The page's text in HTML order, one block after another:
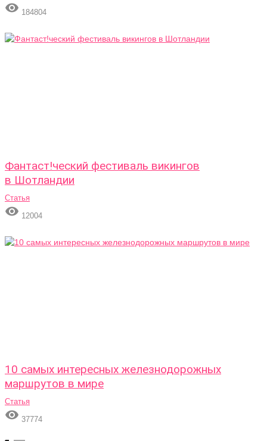
 184804
Фантаст!ческий фестиваль викингов
в Шотландии
Статья
 12004
10 самых интересных железнодорожных
маршрутов в мире
Статья
 37774